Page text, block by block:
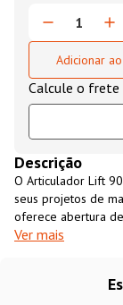
Adicionar
Descrição
O Articulador Lift
seus projetos de
oferece abertura
convencionais,
funcionalidade e
Ver mais